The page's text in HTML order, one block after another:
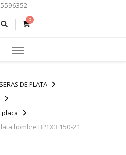
0
DE PLATA
hombre BP1X3 150-21